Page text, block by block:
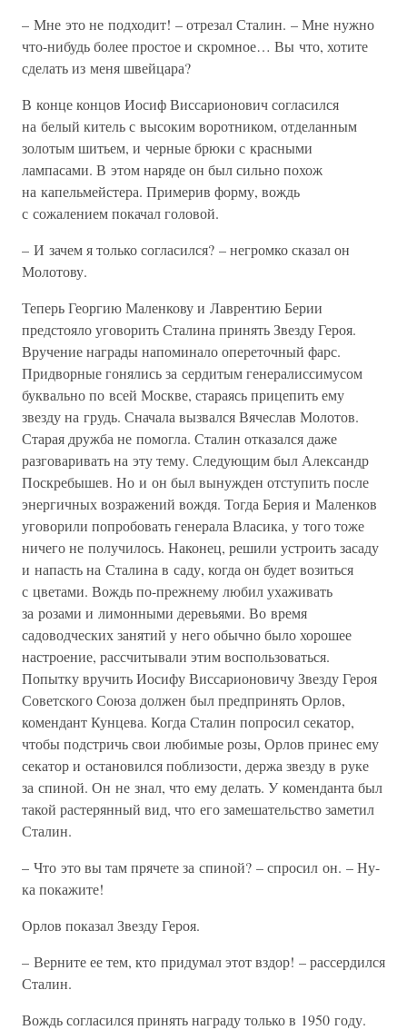
– Мне это не подходит! – отрезал Сталин. – Мне нужно
что-нибудь более простое и скромное… Вы что, хотите
сделать из меня швейцара?
В конце концов Иосиф Виссарионович согласился
на белый китель с высоким воротником, отделанным
золотым шитьем, и черные брюки с красными
лампасами. В этом наряде он был сильно похож
на капельмейстера. Примерив форму, вождь
с сожалением покачал головой.
– И зачем я только согласился? – негромко сказал он
Молотову.
Теперь Георгию Маленкову и Лаврентию Берии
предстояло уговорить Сталина принять Звезду Героя.
Вручение награды напоминало опереточный фарс.
Придворные гонялись за сердитым генералиссимусом
буквально по всей Москве, стараясь прицепить ему
звезду на грудь. Сначала вызвался Вячеслав Молотов.
Старая дружба не помогла. Сталин отказался даже
разговаривать на эту тему. Следующим был Александр
Поскребышев. Но и он был вынужден отступить после
энергичных возражений вождя. Тогда Берия и Маленков
уговорили попробовать генерала Власика, у того тоже
ничего не получилось. Наконец, решили устроить засаду
и напасть на Сталина в саду, когда он будет возиться
с цветами. Вождь по-прежнему любил ухаживать
за розами и лимонными деревьями. Во время
садоводческих занятий у него обычно было хорошее
настроение, рассчитывали этим воспользоваться.
Попытку вручить Иосифу Виссарионовичу Звезду Героя
Советского Союза должен был предпринять Орлов,
комендант Кунцева. Когда Сталин попросил секатор,
чтобы подстричь свои любимые розы, Орлов принес ему
секатор и остановился поблизости, держа звезду в руке
за спиной. Он не знал, что ему делать. У коменданта был
такой растерянный вид, что его замешательство заметил
Сталин.
– Что это вы там прячете за спиной? – спросил он. – Ну-
ка покажите!
Орлов показал Звезду Героя.
– Верните ее тем, кто придумал этот вздор! – рассердился
Сталин.
Вождь согласился принять награду только в 1950 году.